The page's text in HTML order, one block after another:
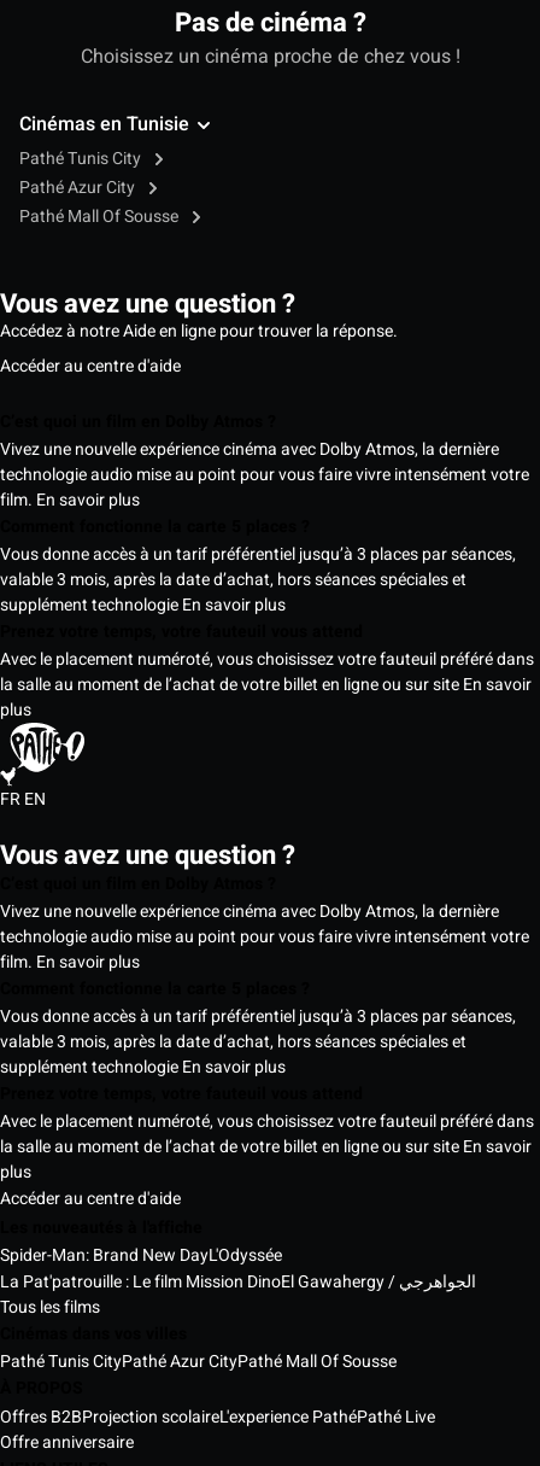
Pas de cinéma ?
Choisissez un cinéma proche de chez vous !
Cinémas en Tunisie
Pathé Tunis City
Pathé Azur City
Pathé Mall Of Sousse
Vous avez une question ?
Accédez à notre Aide en ligne pour trouver la réponse.
Accéder au centre d'aide
Vivez une nouvelle expérience cinéma avec Dolby Atmos, la dernière
technologie audio mise au point pour vous faire vivre intensément votre
film. En savoir plus
Vous donne accès à un tarif préférentiel jusqu’à 3 places par séances,
valable 3 mois, après la date d’achat, hors séances spéciales et
supplément technologieEn savoir plus
Avec le placement numéroté, vous choisissez votre fauteuil préféré dans
la salle au moment de l’achat de votre billet en ligne ou sur siteEn savoir
plus
FREN
Vous avez une question ?
Vivez une nouvelle expérience cinéma avec Dolby Atmos, la dernière
technologie audio mise au point pour vous faire vivre intensément votre
film. En savoir plus
Vous donne accès à un tarif préférentiel jusqu’à 3 places par séances,
valable 3 mois, après la date d’achat, hors séances spéciales et
supplément technologieEn savoir plus
Avec le placement numéroté, vous choisissez votre fauteuil préféré dans
la salle au moment de l’achat de votre billet en ligne ou sur siteEn savoir
plus
Accéder au centre d'aide
Spider-Man: Brand New DayL'Odyssée
La Pat'patrouille : Le film Mission Dino
El Gawahergy / الجواهرجي
Tous les films
Pathé Tunis CityPathé Azur CityPathé Mall Of Sousse
Offres B2BProjection scolaireL'experience PathéPathé Live
Offre anniversaire